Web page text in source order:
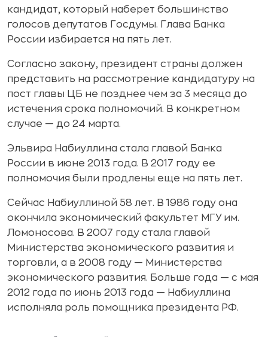
кандидат, который наберет большинство
голосов депутатов Госдумы. Глава Банка
России избирается на пять лет.
Согласно закону, президент страны должен
представить на рассмотрение кандидатуру на
пост главы ЦБ не позднее чем за 3 месяца до
истечения срока полномочий. В конкретном
случае — до 24 марта.
Эльвира Набиуллина стала главой Банка
России в июне 2013 года. В 2017 году ее
полномочия были продлены еще на пять лет.
Сейчас Набиуллиной 58 лет. В 1986 году она
окончила экономический факультет МГУ им.
Ломоносова. В 2007 году стала главой
Министерства экономического развития и
торговли, а в 2008 году — Министерства
экономического развития. Больше года — с мая
2012 года по июнь 2013 года — Набиуллина
исполняла роль помощника президента РФ.